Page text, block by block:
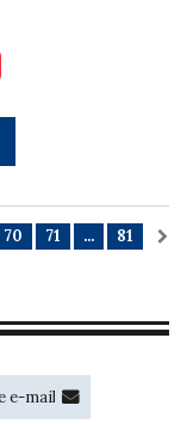
70 71 ... 81